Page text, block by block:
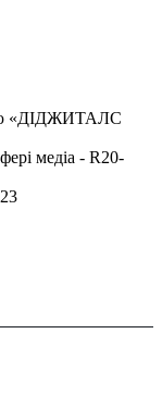
«ДІДЖИТАЛС
медіа - R20-